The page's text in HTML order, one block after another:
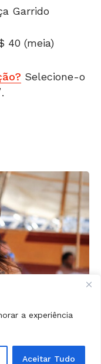
a experiência
Aceitar Tudo
(meia)
.
apoios